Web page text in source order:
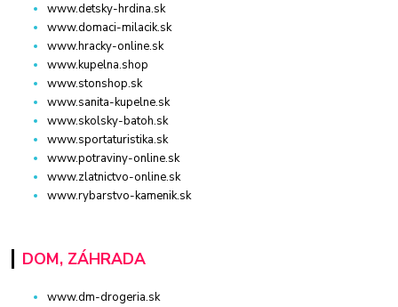
www.detsky-hrdina.sk
www.domaci-milacik.sk
www.hracky-online.sk
www.kupelna.shop
www.stonshop.sk
www.sanita-kupelne.sk
www.skolsky-batoh.sk
www.sportaturistika.sk
www.potraviny-online.sk
www.zlatnictvo-online.sk
www.rybarstvo-kamenik.sk
DOM, ZÁHRADA
www.dm-drogeria.sk